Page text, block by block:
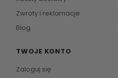
Zwroty i reklamacje
Blog
TWOJE KONTO
Zaloguj się